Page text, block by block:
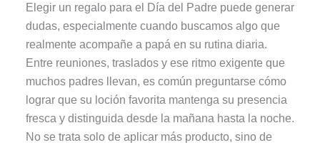
Elegir un regalo para el Día del Padre puede generar
dudas, especialmente cuando buscamos algo que
realmente acompañe a papá en su rutina diaria.
Entre reuniones, traslados y ese ritmo exigente que
muchos padres llevan, es común preguntarse cómo
lograr que su loción favorita mantenga su presencia
fresca y distinguida desde la mañana hasta la noche.
No se trata solo de aplicar más producto, sino de